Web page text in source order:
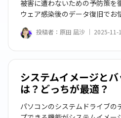
被害に遭わないための予防策を
ウェア感染後のデータ復旧でお
投稿者： 原田 凪沙 ｜ 2025-11-
システムイメージと
は？どっちが最適？
パソコンのシステムドライブの